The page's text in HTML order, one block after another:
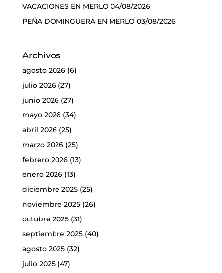
VACACIONES EN MERLO 04/08/2026
PEÑA DOMINGUERA EN MERLO 03/08/2026
Archivos
agosto 2026(6)
julio 2026(27)
junio 2026(27)
mayo 2026(34)
abril 2026(25)
marzo 2026(25)
febrero 2026(13)
enero 2026(13)
diciembre 2025(25)
noviembre 2025(26)
octubre 2025(31)
septiembre 2025(40)
agosto 2025(32)
julio 2025(47)